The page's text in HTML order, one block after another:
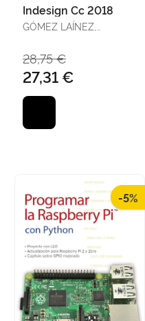
Indesign Cc 2018
GÓMEZ LAÍNEZ,
28,75 €
27,31 €
-5%